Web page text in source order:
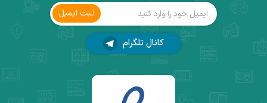
ثبت ‌ایمیل
کانال تلگرام